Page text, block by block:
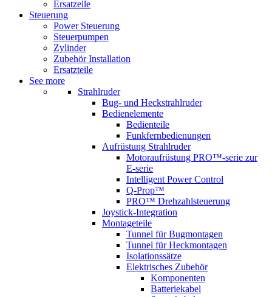
Ersatzeile
Steuerung
Power Steuerung
Steuerpumpen
Zylinder
Zubehör Installation
Ersatzteile
See more
Strahlruder
Bug- und Heckstrahlruder
Bedienelemente
Bedienteile
Funkfernbedienungen
Aufrüstung Strahlruder
Motoraufrüstung PRO™-serie zur
E-serie
Intelligent Power Control
Q-Prop™
PRO™ Drehzahlsteuerung
Joystick-Integration
Montageteile
Tunnel für Bugmontagen
Tunnel für Heckmontagen
Isolationssätze
Elektrisches Zubehör
Komponenten
Batteriekabel